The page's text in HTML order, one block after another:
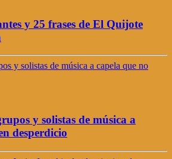
y 25 frases de El Quijote
y solistas de música a
desperdicio